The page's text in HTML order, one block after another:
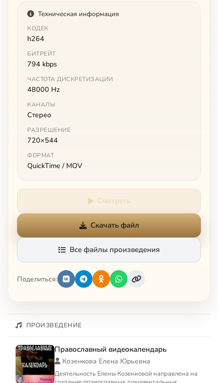
Техническая информация
КОДЕК
h264
БИТРЕЙТ
794 kbps
ЧАСТОТА ДИСКРЕТИЗАЦИИ
48000 Hz
КАНАЛЫ
Стерео
РАЗРЕШЕНИЕ
720×544
ФОРМАТ
QuickTime / MOV
Смотреть
Скачать файл
Все файлы произведения
Поделиться:
ПРОИЗВЕДЕНИЕ
Православный видеокалендарь
Козенкова Елена Юрьевна
Деятельность Елены Козенковой направлена на